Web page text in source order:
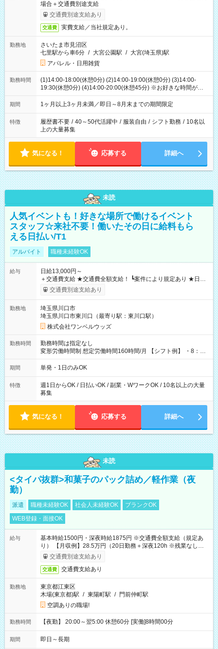
場合＋交通費別途支給
交通費別途支給あり
交通費 実費支給／当社規定あり。
勤務地
さいたま市見沼区
七里駅から車6分 / 大宮公園駅 / 大宮(埼玉県)駅
アパレル・日用雑貨
勤務時間
(1)14:00-18:00(休憩0分) (2)14:00-19:00(休憩0分) (3)14:00-
19:30(休憩0分) (4)14:00-20:00(休憩45分) ※お好きな時間が選べ
ます
期間 1ヶ月以上3ヶ月未満／即日～8月末までの期間限定
特徴 履歴書不要 / 40～50代活躍中 / 服装自由 / シフト勤務 / 10名以
上の大量募集
気になる！ 応募する 詳細へ
未読
人気イベントも！好きな場所で働けるイベント
スタッフ☆来社不要！働いたその日に給料もら
える日払い/T1
アルバイト 職種未経験OK
給与
日給13,000円～
＋交通費支給 ★交通費全額支給！ ┗案件により規定あり ★日払
いOK！（規定あり） ┗働いたその日に現金GET♪ お仕事後はコ
ンビニATMから 日払い分を引き落とせます！ 【試用期間】試
交通費別途支給あり
勤務地
埼玉県川口市
埼玉県川口市東川口（最寄り駅：東川口駅）
株式会社ワンベルウッズ
勤務時間
勤務時間は指定なし
変形労働時間制 想定労働時間160時間/月 【シフト例】 ・8：00
～21：00
期間 単発・1日のみOK
特徴
週1日からOK / 日払いOK / 副業・WワークOK / 10名以上の大量
募集
気になる！ 応募する 詳細へ
未読
<タイパ抜群>和菓子のパック詰め／軽作業（夜
勤）
派遣 職種未経験OK 社会人未経験OK
ブランクOK
WEB登録・面接OK
給与
基本時給1500円・深夜時給1875円 ※交通費全額支給（規定あ
り） 【月収例】28.5万円（20日勤務＋深夜120h ※残業なしの場
合）交通費別途支給あり
交通費 交通費支給あり
勤務地
東京都江東区
木場(東京都)駅 / 東陽町駅 / 門前仲町駅
空調ありの職場!
勤務時間 【夜勤】 20:00～翌5:00 休憩60分 [実働]8時間00分
期間 即日～長期